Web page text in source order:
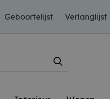
Geboortelijst Verlanglijst